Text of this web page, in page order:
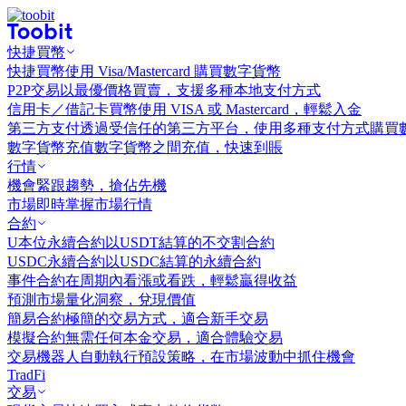
快捷買幣
快捷買幣使用 Visa/Mastercard 購買數字貨幣
P2P交易 以最優價格買賣，支援多種本地支付方式
信用卡／借記卡買幣使用 VISA 或 Mastercard，輕鬆入金
第三方支付透過受信任的第三方平台，使用多種支付方式購買
數字貨幣充值數字貨幣之間充值，快速到賬
行情
機會緊跟趨勢，搶佔先機
市場即時掌握市場行情
合約
U本位永續合約 以USDT結算的不交割合約
USDC永續合約 以USDC結算的永續合約
事件合約在周期內看漲或看跌，輕鬆贏得收益
預測市場量化洞察，兌現價值
簡易合約極簡的交易方式，適合新手交易
模擬合約無需任何本金交易，適合體驗交易
交易機器人 自動執行預設策略，在市場波動中抓住機會
TradFi
交易